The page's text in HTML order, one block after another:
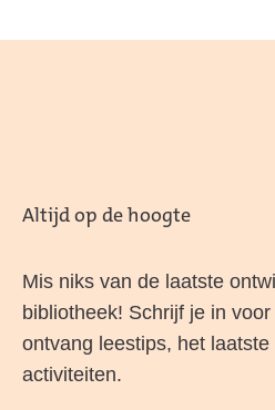
Altijd op de hoogte
Mis niks van de laatste
bibliotheek! Schrijf je in
ontvang leestips, het
activiteiten.